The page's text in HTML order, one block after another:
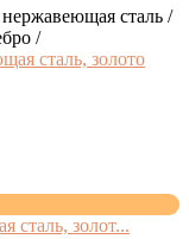
сталь /
/
золот...